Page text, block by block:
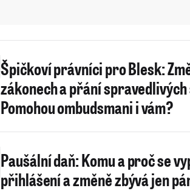
Špičkoví právníci pro Blesk:
zákonech a přání spravedlivých
Pomohou ombudsmani i vám?
Paušální daň: Komu a proč se
přihlášení a změně zbývá jen